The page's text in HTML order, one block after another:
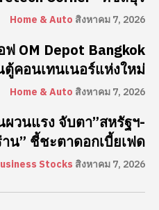
Home & Auto สิงหาคม 7, 2026
ฟ OM Depot Bangkok
ตู้คอนเทนเนอร์แห่งใหม่
Home & Auto สิงหาคม 7, 2026
วนแรง จับตา”สหรัฐฯ-
น” ชี้ชะตาดอกเบี้ยเฟด
Stocks สิงหาคม 7, 2026